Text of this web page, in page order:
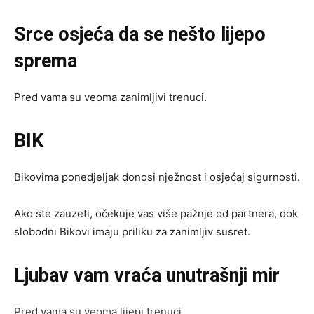
Srce osjeća da se nešto lijepo
sprema
Pred vama su veoma zanimljivi trenuci.
BIK
Bikovima ponedjeljak donosi nježnost i osjećaj sigurnosti.
Ako ste zauzeti, očekuje vas više pažnje od partnera, dok
slobodni Bikovi imaju priliku za zanimljiv susret.
Ljubav vam vraća unutrašnji mir